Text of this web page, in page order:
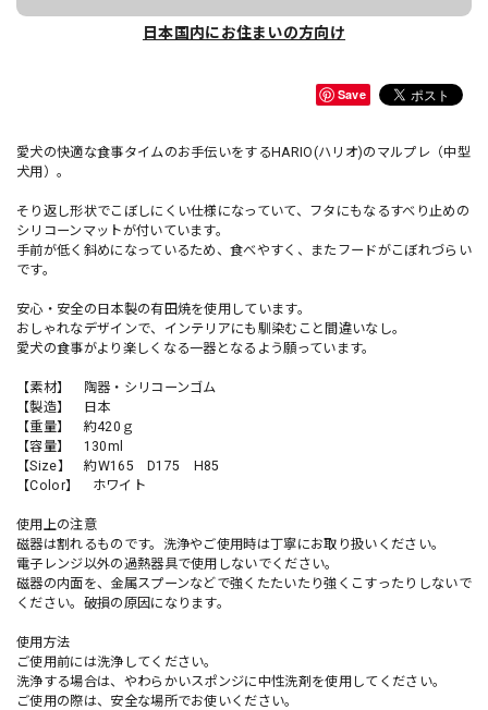
日本国内にお住まいの方向け
Save
愛犬の快適な食事タイムのお手伝いをするHARIO(ハリオ)のマルプレ（中型
犬用）。
そり返し形状でこぼしにくい仕様になっていて、フタにもなるすべり止めの
シリコーンマットが付いています。
手前が低く斜めになっているため、食べやすく、またフードがこぼれづらい
です。
安心・安全の日本製の有田焼を使用しています。
おしゃれなデザインで、インテリアにも馴染むこと間違いなし。
愛犬の食事がより楽しくなる一器となるよう願っています。
【素材】 陶器・シリコーンゴム
【製造】 日本
【重量】 約420ｇ
【容量】 130ml
【Size】 約W165 D175 H85
【Color】 ホワイト
使用上の注意
磁器は割れるものです。洗浄やご使用時は丁寧にお取り扱いください。
電子レンジ以外の過熱器具で使用しないでください。
磁器の内面を、金属スプーンなどで強くたたいたり強くこすったりしないで
ください。破損の原因になります。
使用方法
ご使用前には洗浄してください。
洗浄する場合は、やわらかいスポンジに中性洗剤を使用してください。
ご使用の際は、安全な場所でお使いください。